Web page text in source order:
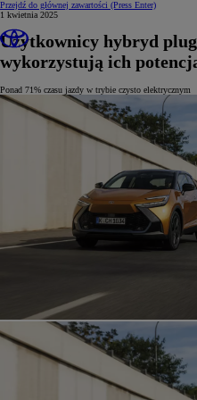
Przejdź do głównej zawartości (Press Enter)
1 kwietnia 2025
Użytkownicy hybryd
wykorzystują ich
Ponad 71% czasu jazdy w trybie czysto elektrycznym